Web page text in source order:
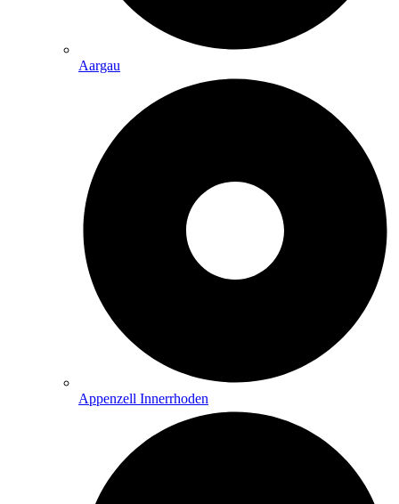
Aargau
Appenzell Innerrhoden